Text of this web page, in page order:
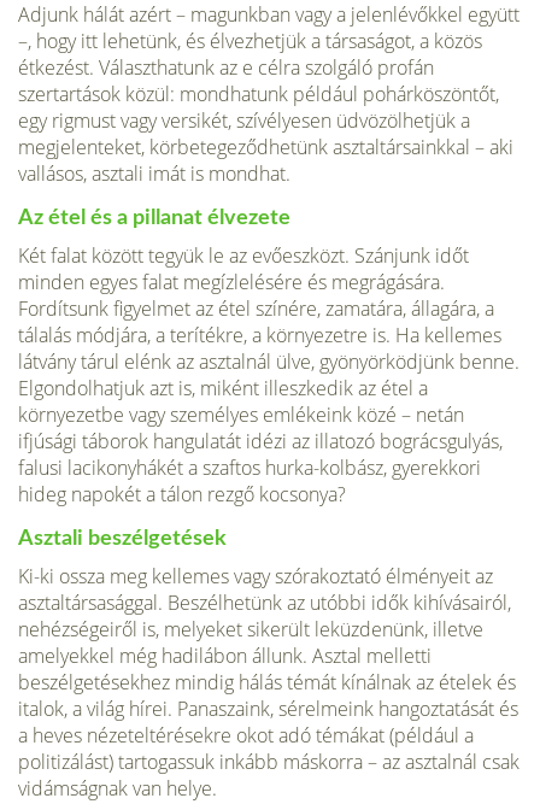
Adjunk hálát azért – magunkban vagy a jelenlévőkkel együtt
–, hogy itt lehetünk, és élvezhetjük a társaságot, a közös
étkezést. Választhatunk az e célra szolgáló profán
szertartások közül: mondhatunk például pohárköszöntőt,
egy rigmust vagy versikét, szívélyesen üdvözölhetjük a
megjelenteket, körbetegeződhetünk asztaltársainkkal – aki
vallásos, asztali imát is mondhat.
Az étel és a pillanat élvezete
Két falat között tegyük le az evőeszközt. Szánjunk időt
minden egyes falat megízlelésére és megrágására.
Fordítsunk figyelmet az étel színére, zamatára, állagára, a
tálalás módjára, a terítékre, a környezetre is. Ha kellemes
látvány tárul elénk az asztalnál ülve, gyönyörködjünk benne.
Elgondolhatjuk azt is, miként illeszkedik az étel a
környezetbe vagy személyes emlékeink közé – netán
ifjúsági táborok hangulatát idézi az illatozó bográcsgulyás,
falusi lacikonyhákét a szaftos hurka-kolbász, gyerekkori
hideg napokét a tálon rezgő kocsonya?
Asztali beszélgetések
Ki-ki ossza meg kellemes vagy szórakoztató élményeit az
asztaltársasággal. Beszélhetünk az utóbbi idők kihívásairól,
nehézségeiről is, melyeket sikerült leküzdenünk, illetve
amelyekkel még hadilábon állunk. Asztal melletti
beszélgetésekhez mindig hálás témát kínálnak az ételek és
italok, a világ hírei. Panaszaink, sérelmeink hangoztatását és
a heves nézeteltérésekre okot adó témákat (például a
politizálást) tartogassuk inkább máskorra – az asztalnál csak
vidámságnak van helye.